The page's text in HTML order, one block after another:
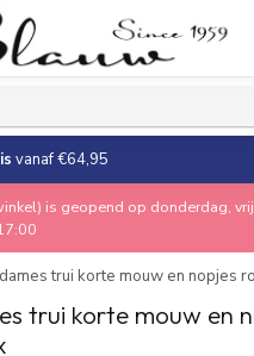
vanaf €64,95
is geopend op donderdag,
trui korte mouw en nopjes
trui korte mouw en